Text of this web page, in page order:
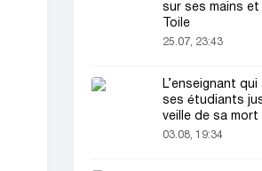
sur ses mains et
Toile
25.07, 23:43
L’enseignant
ses étudiants
veille de sa mort
03.08, 19:34